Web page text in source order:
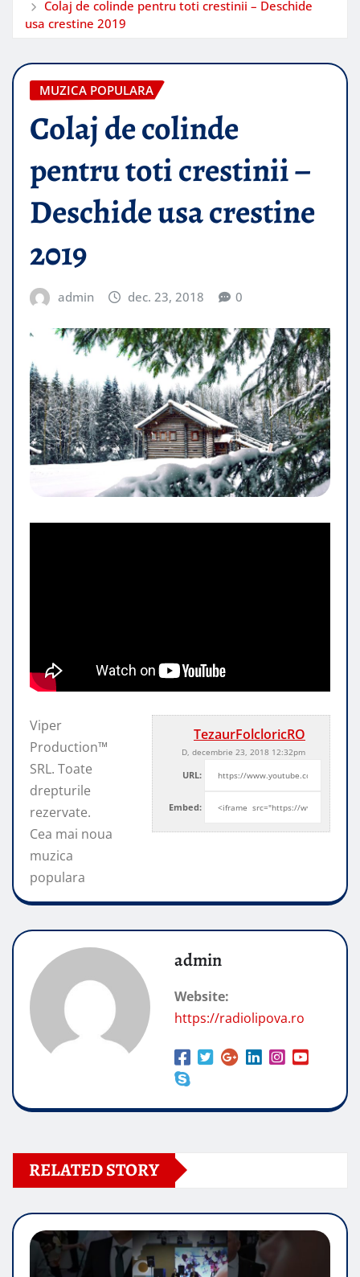
Colaj de colinde pentru toti crestinii – Deschide
usa crestine 2019
MUZICA POPULARA
Colaj de colinde
pentru toti crestinii –
Deschide usa crestine
2019
admin dec. 23, 2018 0
TezaurFolcloricRO
D, decembrie 23, 2018 12:32pm
URL:
Embed:
Viper
Production™
SRL. Toate
drepturile
rezervate.
Cea mai noua
muzica
populara
admin
Website:
https://radiolipova.ro
RELATED STORY